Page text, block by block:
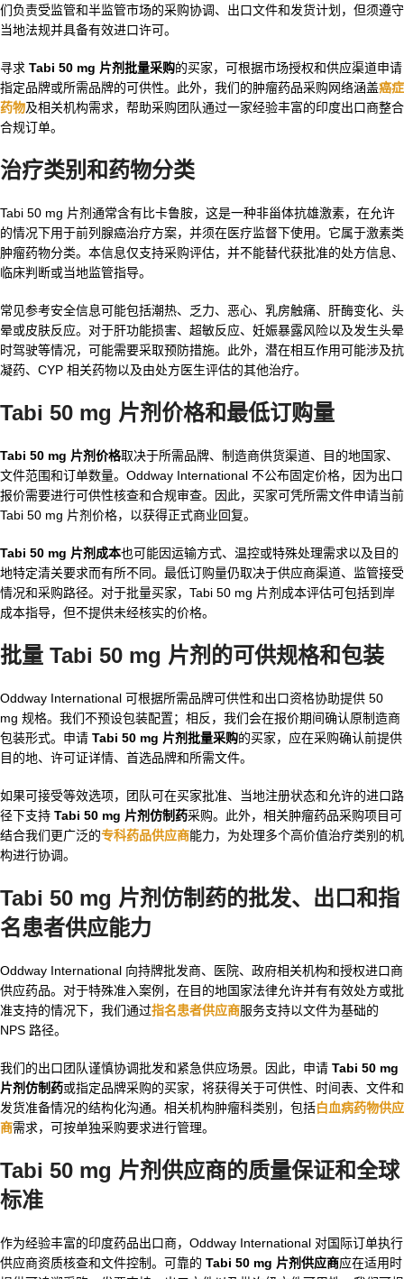
们负责受监管和半监管市场的采购协调、出口文件和发货计划，但须遵守
当地法规并具备有效进口许可。
寻求 Tabi 50 mg 片剂批量采购的买家，可根据市场授权和供应渠道申请
指定品牌或所需品牌的可供性。此外，我们的肿瘤药品采购网络涵盖癌症
药物及相关机构需求，帮助采购团队通过一家经验丰富的印度出口商整合
合规订单。
治疗类别和药物分类
Tabi 50 mg 片剂通常含有比卡鲁胺，这是一种非甾体抗雄激素，在允许
的情况下用于前列腺癌治疗方案，并须在医疗监督下使用。它属于激素类
肿瘤药物分类。本信息仅支持采购评估，并不能替代获批准的处方信息、
临床判断或当地监管指导。
常见参考安全信息可能包括潮热、乏力、恶心、乳房触痛、肝酶变化、头
晕或皮肤反应。对于肝功能损害、超敏反应、妊娠暴露风险以及发生头晕
时驾驶等情况，可能需要采取预防措施。此外，潜在相互作用可能涉及抗
凝药、CYP 相关药物以及由处方医生评估的其他治疗。
Tabi 50 mg 片剂价格和最低订购量
Tabi 50 mg 片剂价格取决于所需品牌、制造商供货渠道、目的地国家、
文件范围和订单数量。Oddway International 不公布固定价格，因为出口
报价需要进行可供性核查和合规审查。因此，买家可凭所需文件申请当前
Tabi 50 mg 片剂价格，以获得正式商业回复。
Tabi 50 mg 片剂成本也可能因运输方式、温控或特殊处理需求以及目的
地特定清关要求而有所不同。最低订购量仍取决于供应商渠道、监管接受
情况和采购路径。对于批量买家，Tabi 50 mg 片剂成本评估可包括到岸
成本指导，但不提供未经核实的价格。
批量 Tabi 50 mg 片剂的可供规格和包装
Oddway International 可根据所需品牌可供性和出口资格协助提供 50
mg 规格。我们不预设包装配置；相反，我们会在报价期间确认原制造商
包装形式。申请 Tabi 50 mg 片剂批量采购的买家，应在采购确认前提供
目的地、许可证详情、首选品牌和所需文件。
如果可接受等效选项，团队可在买家批准、当地注册状态和允许的进口路
径下支持 Tabi 50 mg 片剂仿制药采购。此外，相关肿瘤药品采购项目可
结合我们更广泛的专科药品供应商能力，为处理多个高价值治疗类别的机
构进行协调。
Tabi 50 mg 片剂仿制药的批发、出口和指
名患者供应能力
Oddway International 向持牌批发商、医院、政府相关机构和授权进口商
供应药品。对于特殊准入案例，在目的地国家法律允许并有有效处方或批
准支持的情况下，我们通过指名患者供应商服务支持以文件为基础的
NPS 路径。
我们的出口团队谨慎协调批发和紧急供应场景。因此，申请 Tabi 50 mg
片剂仿制药或指定品牌采购的买家，将获得关于可供性、时间表、文件和
发货准备情况的结构化沟通。相关机构肿瘤科类别，包括白血病药物供应
商需求，可按单独采购要求进行管理。
Tabi 50 mg 片剂供应商的质量保证和全球
标准
作为经验丰富的印度药品出口商，Oddway International 对国际订单执行
供应商资质核查和文件控制。可靠的 Tabi 50 mg 片剂供应商应在适用时